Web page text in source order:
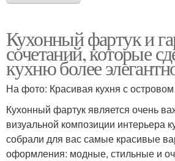
Кухонный фартук и
сочетаний, которые
кухню более
На фото: Красивая кухня с
Кухонный фартук является очень
визуальной композиции интерьера
собрали для вас самые красивые
оформления: модные, стильные и